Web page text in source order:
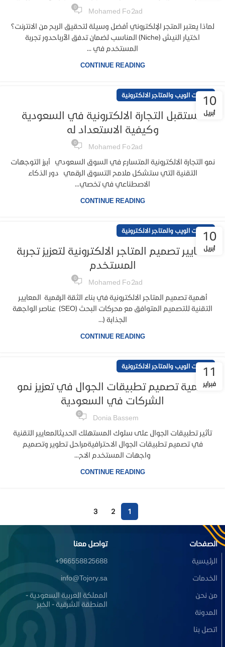
Mohamed Fo2ad
0
لماذا يعتبر المتجر الإلكتروني أفضل وسيلة لتحقيق الربح من الانترنت؟
اختيار النيش (Niche) المناسب لضمان تدفق الأرباحدور تجربة
المستخدم في ...
CONTINUE READING
10
أبريل
خدمات الويب والمتاجر الالكترونية
مستقبل التجارة الالكترونية في السعودية
وكيفية الاستعداد له
Mohamed Fo2ad
0
نمو التجارة الالكترونية المتسارع في السوق السعودي أبرز التوجهات
التقنية التي ستشكل ملامح التسوق الرقمي دور الذكاء
الاصطناعي في تخصي...
CONTINUE READING
10
أبريل
خدمات الويب والمتاجر الالكترونية
معايير تصميم المتاجر الالكترونية لتعزيز تجربة
المستخدم
Mohamed Fo2ad
0
أهمية تصميم المتاجر الالكترونية في بناء الثقة الرقمية المعايير
التقنية للتصميم المتوافق مع محركات البحث (SEO) عناصر الواجهة
الجذابة (...
CONTINUE READING
11
فبراير
خدمات الويب والمتاجر الالكترونية
أهمية تصميم تطبيقات الجوال في تعزيز نمو
الشركات في السعودية
Donia Bassem
0
تأثير تطبيقات الجوال على سلوك المستهلك الحديثالمعايير التقنية
في تصميم تطبيقات الجوال الاحترافيةمراحل تطوير وتصميم
واجهات المستخدم الاح...
CONTINUE READING
1
2
3
الصفحات
الرئيسية
الخدمات
من نحن
المدونة
اتصل بنا
تواصل معنا
966558825688+
info@Tojory.sa
المملكة العربية السعودية -
المنطقة الشرقية - الخبر